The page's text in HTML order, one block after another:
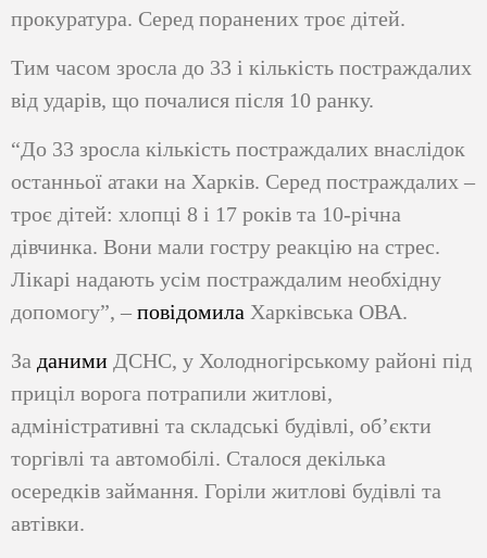
прокуратура. Серед поранених троє дітей.
Тим часом зросла до 33 і кількість постраждалих
від ударів, що почалися після 10 ранку.
“До 33 зросла кількість постраждалих внаслідок
останньої атаки на Харків. Серед постраждалих –
троє дітей: хлопці 8 і 17 років та 10-річна
дівчинка. Вони мали гостру реакцію на стрес.
Лікарі надають усім постраждалим необхідну
допомогу”, – повідомила Харківська ОВА.
За даними ДСНС, у Холодногірському районі під
приціл ворога потрапили житлові,
адміністративні та складські будівлі, об’єкти
торгівлі та автомобілі. Сталося декілька
осередків займання. Горіли житлові будівлі та
автівки.